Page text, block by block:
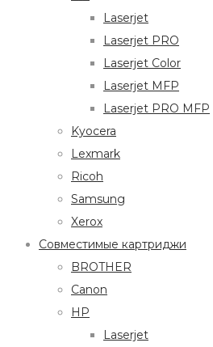
Laserjet
Laserjet PRO
Laserjet Color
Laserjet MFP
Laserjet PRO MFP
Kyocera
Lexmark
Ricoh
Samsung
Xerox
Совместимые картриджи
BROTHER
Canon
HP
Laserjet